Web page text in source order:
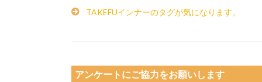
TAKEFUインナーのタグが気になります。
アンケートにご協力をお願いします